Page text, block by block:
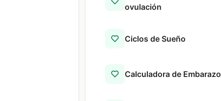
ovulación
Ciclos de Sueño
Calculadora de Embarazo